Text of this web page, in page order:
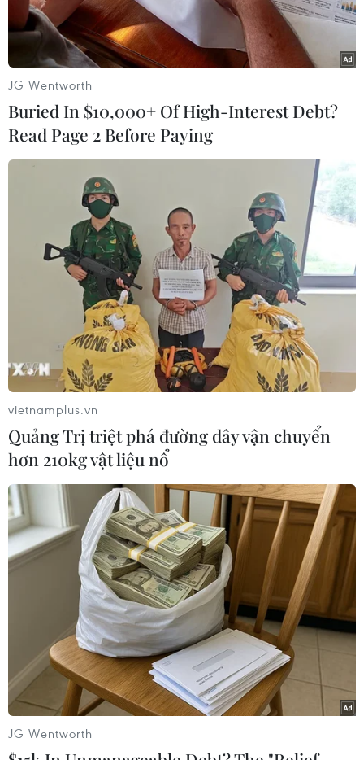
Vụ tại nạn giao thông nghiêm trọng xảy ra tại chợ Tân Long,
thuộc thôn Long Hợp, xã Lao Bảo, tỉnh Quảng Trị khi một xe ôtô
lao thẳng vào chợ chuối đông người khiến 3 người chết, nhiều
người bị thương nặng. (Ảnh: TTXVN phát)
Hiện trường xảy ra vụ tai nạn giao thông nghiêm trọng. (Ảnh:
TTXVN phát)
JG Wentworth
Buried In $10,000+ Of High-Interest Debt?
Read Page 2 Before Paying
vietnamplus.vn
Quảng Trị triệt phá đường dây vận chuyển
hơn 210kg vật liệu nổ
JG Wentworth